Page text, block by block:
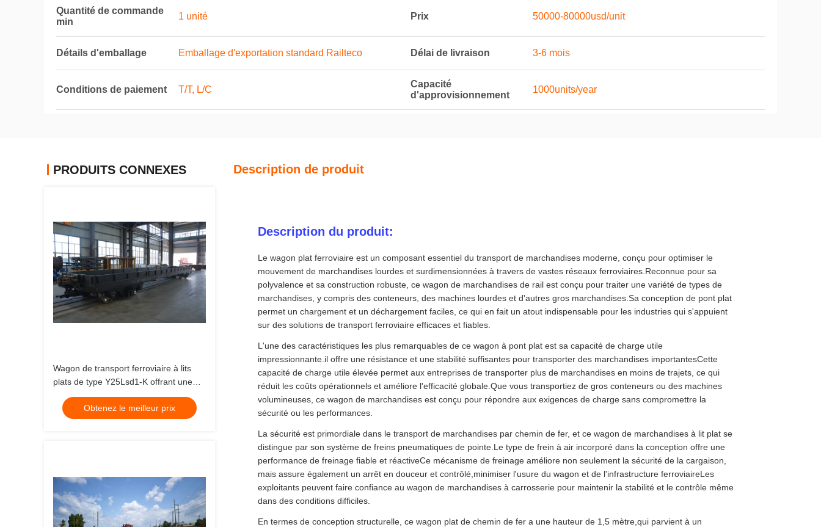
Quantité de commande
min
1 unité Prix 50000-80000usd/unit
Détails d'emballage Emballage d'exportation standard Railteco Délai de livraison 3-6 mois
Conditions de paiement T/T, L/C
Capacité
d'approvisionnement
1000units/year
PRODUITS CONNEXES
Wagon de transport ferroviaire à lits
plats de type Y25Lsd1-K offrant une
emplacement fixe de 1727,2 mm conçu
pour le transport de marchandises
lourdes
Obtenez le meilleur prix
Description de produit
Description du produit:
Le wagon plat ferroviaire est un composant essentiel du transport de marchandises moderne, conçu pour optimiser le
mouvement de marchandises lourdes et surdimensionnées à travers de vastes réseaux ferroviaires.Reconnue pour sa
polyvalence et sa construction robuste, ce wagon de marchandises de rail est conçu pour traiter une variété de types de
marchandises, y compris des conteneurs, des machines lourdes et d'autres gros marchandises.Sa conception de pont plat
permet un chargement et un déchargement faciles, ce qui en fait un atout indispensable pour les industries qui s'appuient
sur des solutions de transport ferroviaire efficaces et fiables.
L'une des caractéristiques les plus remarquables de ce wagon à pont plat est sa capacité de charge utile
impressionnante.il offre une résistance et une stabilité suffisantes pour transporter des marchandises importantesCette
capacité de charge utile élevée permet aux entreprises de transporter plus de marchandises en moins de trajets, ce qui
réduit les coûts opérationnels et améliore l'efficacité globale.Que vous transportiez de gros conteneurs ou des machines
volumineuses, ce wagon de marchandises est conçu pour répondre aux exigences de charge sans compromettre la
sécurité ou les performances.
La sécurité est primordiale dans le transport de marchandises par chemin de fer, et ce wagon de marchandises à lit plat se
distingue par son système de freins pneumatiques de pointe.Le type de frein à air incorporé dans la conception offre une
performance de freinage fiable et réactiveCe mécanisme de freinage améliore non seulement la sécurité de la cargaison,
mais assure également un arrêt en douceur et contrôlé,minimiser l'usure du wagon et de l'infrastructure ferroviaireLes
exploitants peuvent faire confiance au wagon de marchandises à carrosserie pour maintenir la stabilité et le contrôle même
dans des conditions difficiles.
En termes de conception structurelle, ce wagon plat de chemin de fer a une hauteur de 1,5 mètre,qui parvient à un